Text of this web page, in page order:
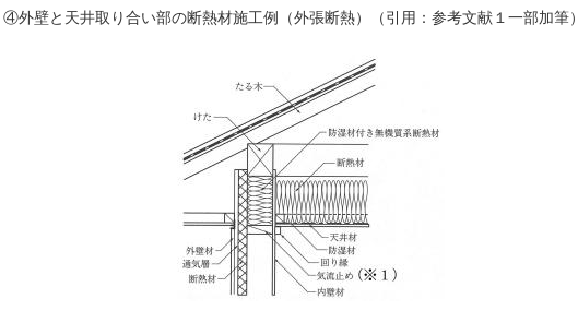
④外壁と天井取り合い部の断熱材施工例（外張断熱）（引用：参考文献１一部加筆）